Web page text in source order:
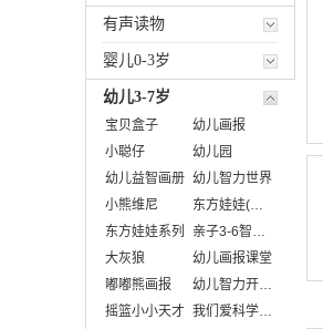
有声读物
婴儿0-3岁
幼儿3-7岁
宝贝盒子
幼儿画报
小聪仔
幼儿园
幼儿益智画册 幼儿智力世界
小熊维尼
东方娃娃(智力版 绘本版)
东方娃娃系列
亲子3-6智力画刊
大灰狼
幼儿画报课堂
嘟嘟熊画报
幼儿智力开发画报
摇篮小小天才
我们爱科学（画报版）